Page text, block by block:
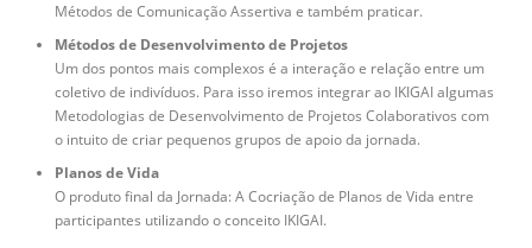
Métodos de Comunicação Assertiva e também praticar.
Métodos de Desenvolvimento de Projetos
Um dos pontos mais complexos é a interação e relação entre um
coletivo de indivíduos. Para isso iremos integrar ao IKIGAI algumas
Metodologias de Desenvolvimento de Projetos Colaborativos com
o intuito de criar pequenos grupos de apoio da jornada.
Planos de Vida
O produto final da Jornada: A Cocriação de Planos de Vida entre
participantes utilizando o conceito IKIGAI.